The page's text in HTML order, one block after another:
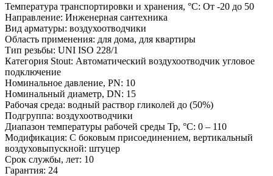
Температура транспортировки и хранения, °С: От -20 до 50
Направление: Инженерная сантехника
Вид арматуры: воздухоотводчики
Область применения: для дома, для квартиры
Тип резьбы: UNI ISO 228/1
Категория Stout: Автоматический воздухоотводчик угловое
подключение
Номинальное давление, PN: 10
Номинальный диаметр, DN: 15
Рабочая среда: водный раствор гликолей до (50%)
Подгруппа: воздухоотводчики
Диапазон температуры рабочей среды Тр, °С: 0 – 110
Модификация: С боковым присоединением, вертикальный
воздуховыпускной: штуцер
Срок службы, лет: 10
Гарантия: 24